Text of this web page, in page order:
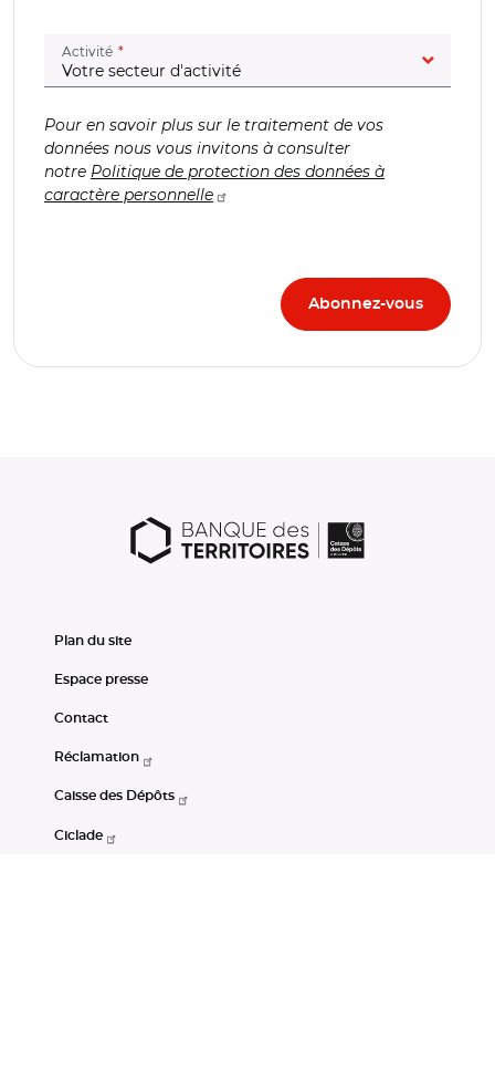
Activité (champ obligatoire)
Pour en savoir plus sur le traitement de vos
données nous vous invitons à consulter
notre Politique de protection des données à
caractère personnelle
Plan du site
Espace presse
Contact
Réclamation
Caisse des Dépôts
Ciclade